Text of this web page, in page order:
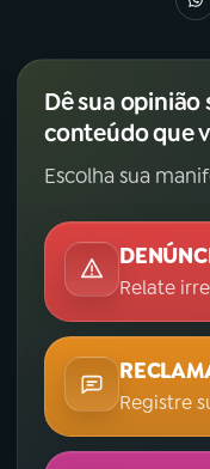
Dê sua
conteúdo que
Escolha sua
Relate
Registre